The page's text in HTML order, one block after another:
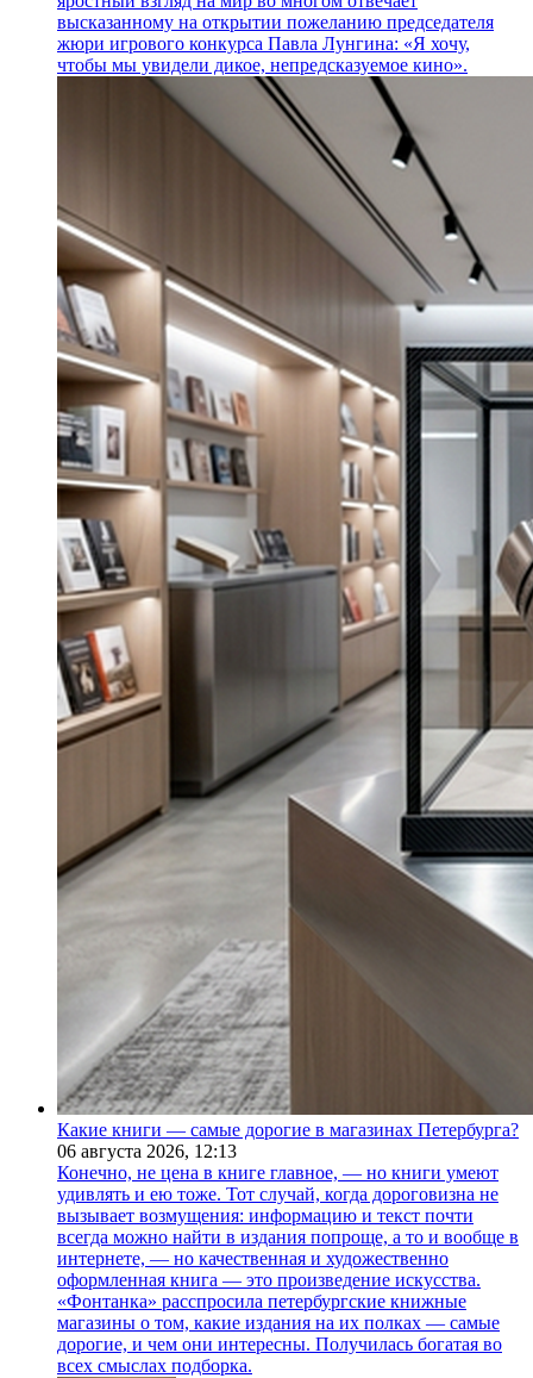
высказанному на открытии пожеланию председателя
жюри игрового конкурса Павла Лунгина: «Я хочу,
чтобы мы увидели дикое, непредсказуемое кино».
Какие книги — самые дорогие в магазинах Петербурга?
06 августа 2026, 12:13
Конечно, не цена в книге главное, — но книги умеют
удивлять и ею тоже. Тот случай, когда дороговизна не
вызывает возмущения: информацию и текст почти
всегда можно найти в издания попроще, а то и вообще в
интернете, — но качественная и художественно
оформленная книга — это произведение искусства.
«Фонтанка» расспросила петербургские книжные
магазины о том, какие издания на их полках — самые
дорогие, и чем они интересны. Получилась богатая во
всех смыслах подборка.